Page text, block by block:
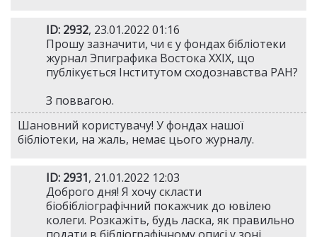
ID: 2932, 23.01.2022 01:16
Прошу зазначити, чи є у фондах бібліотеки
журнал Эпиграфика Востока XXIX, що
публікується Інститутом сходознавства РАН?
З поввагою.
Шановний користувачу! У фондах нашої
бібліотеки, на жаль, немає цього журналу.
ID: 2931, 21.01.2022 12:03
Доброго дня! Я хочу скласти
біобібліографічний покажчик до ювілею
колеги. Розкажіть, будь ласка, як правильно